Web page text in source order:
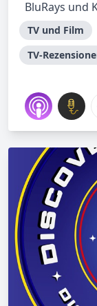
BluRays und
TV und Film
TV-